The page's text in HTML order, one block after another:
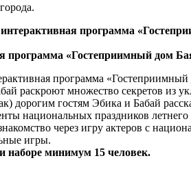
программа
программа «Гостеприимный дом
программа
раскроют множество секретов из
дорогим гостям Эбика и Бабай
национальных праздников
через игру актеров с
игры.
наборе минимум 15 человек.